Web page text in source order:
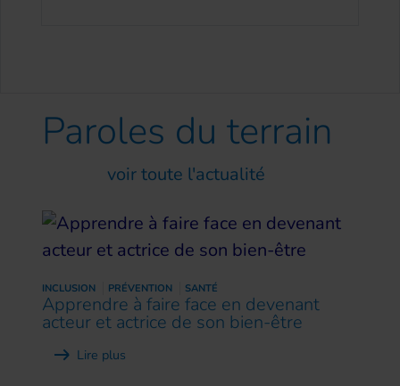
Paroles du terrain
voir toute l'actualité
INCLUSION PRÉVENTION SANTÉ
Apprendre à faire face en devenant
acteur et actrice de son bien-être
Lire plus